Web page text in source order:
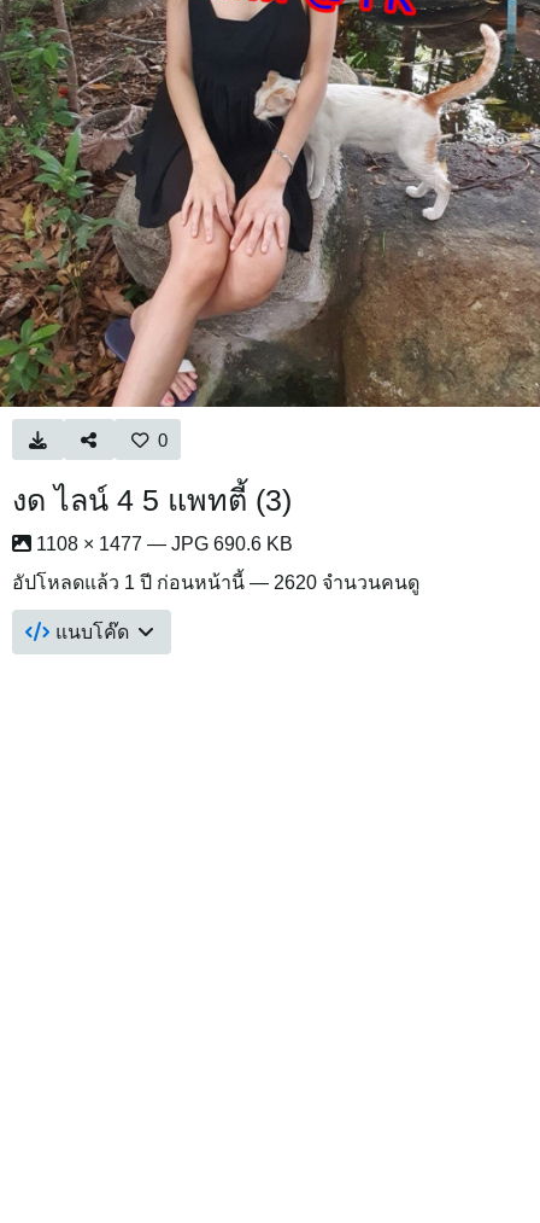
0
งด ไลน์ 4 5 แพทตี้ (3)
1108 × 1477 — JPG 690.6 KB
อัปโหลดแล้ว 1 ปี ก่อนหน้านี้ — 2620 จำนวนคนดู
แนบโค๊ด